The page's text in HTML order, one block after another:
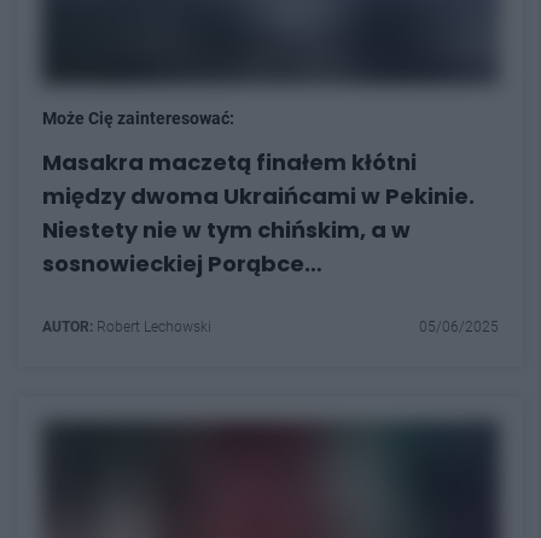
Może Cię zainteresować:
Masakra maczetą finałem kłótni
między dwoma Ukraińcami w Pekinie.
Niestety nie w tym chińskim, a w
sosnowieckiej Porąbce…
AUTOR: Robert Lechowski 05/06/2025